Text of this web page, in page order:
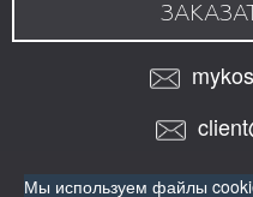
МЫ В
Мы используем файлы